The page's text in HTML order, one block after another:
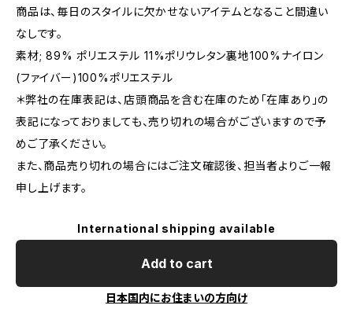
商品は、毎日のスタイルに欠かせないアイテムとなること間違い
なしです。
素材; 89% ポリエステル 11%ポリウレタン裏地100%ナイロン
(ファイバー)100%ポリエステル
＊弊社の在庫表記は、店頭商品を含む在庫のため「在庫あり」の
表記になっておりましても、売り切れの場合がございますので予
めご了承ください。
また、商品売り切れの場合にはご注文確認後、担当者よりご一報
申し上げます。
International shipping available
Add to cart
日本国内にお住まいの方向け